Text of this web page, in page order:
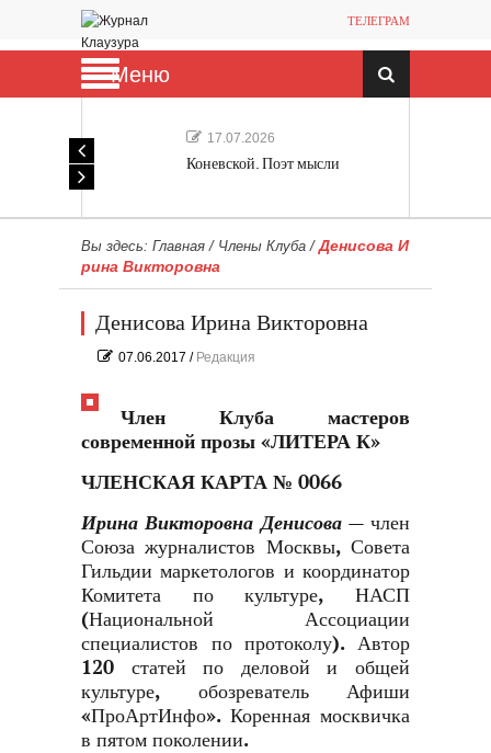
ТЕЛЕГРАМ
Меню
17.07.2026
Коневской. Поэт мысли
Вы здесь: Главная / Члены Клуба /Денисова И
рина Викторовна
Денисова Ирина Викторовна
07.06.2017 / Редакция
Член Клуба мастеров
современной прозы «ЛИТЕРА К»
ЧЛЕНСКАЯ КАРТА № 0066
Ирина Викторовна Денисова— член
Союза журналистов Москвы, Совета
Гильдии маркетологов и координатор
Комитета по культуре, НАСП
(Национальной Ассоциации
специалистов по протоколу). Автор
120 статей по деловой и общей
культуре, обозреватель Афиши
«ПроАртИнфо». Коренная москвичка
в пятом поколении.